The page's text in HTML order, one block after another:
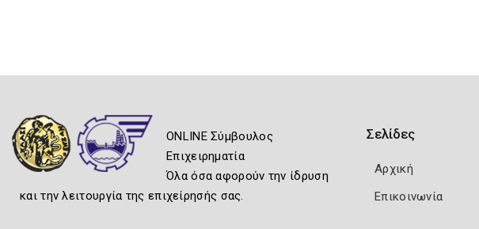
ONLINE Σύμβουλος
Επιχειρηματία
Όλα όσα αφορούν την ίδρυση
και την λειτουργία της επιχείρησής σας.
Σελίδες
Αρχική
Επικοινωνία